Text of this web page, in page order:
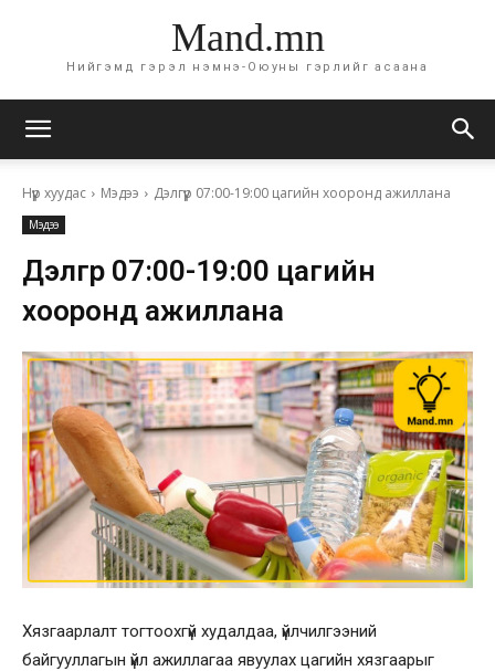
Mand.mn
Нийгэмд гэрэл нэмнэ-Оюуны гэрлийг асаана
Нүүр хуудас Мэдээ Дэлгүүр 07:00-19:00 цагийн хооронд ажиллана
Мэдээ
Дэлгүүр 07:00-19:00 цагийн
хооронд ажиллана
Хязгаарлалт тогтоохгүй худалдаа, үйлчилгээний
байгууллагын үйл ажиллагаа явуулах цагийн хязгаарыг